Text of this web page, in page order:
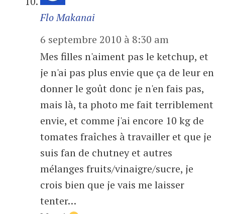
Flo Makanai
6 septembre 2010 à 8:30 am
Mes filles n'aiment pas le ketchup, et
je n'ai pas plus envie que ça de leur en
donner le goût donc je n'en fais pas,
mais là, ta photo me fait terriblement
envie, et comme j'ai encore 10 kg de
tomates fraîches à travailler et que je
suis fan de chutney et autres
mélanges fruits/vinaigre/sucre, je
crois bien que je vais me laisser
tenter…